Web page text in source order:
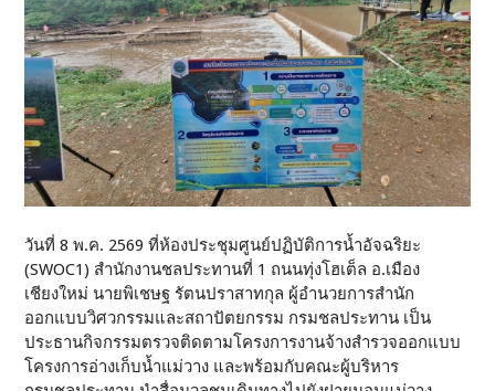
วันที่ 8 พ.ค. 2569 ที่ห้องประชุมศูนย์ปฏิบัติการน้ำอัจฉริยะ
(SWOC1) สำนักงานชลประทานที่ 1 ถนนทุ่งโฮเต็ล อ.เมือง
เชียงใหม่ นายพิเชษฐ รัตนปราสาทกุล ผู้อำนวยการสำนัก
ออกแบบวิศวกรรมและสถาปัตยกรรม กรมชลประทาน เป็น
ประธานกิจกรรมตรวจติดตามโครงการงานจ้างสำรวจออกแบบ
โครงการอ่างเก็บน้ำแม่วาง และพร้อมกับคณะผู้บริหาร